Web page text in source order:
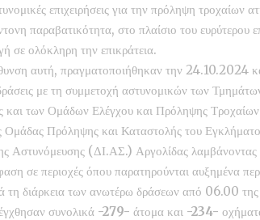
επιχειρήσεις για την πρόληψη τροχαίων
παραβατικότητα, στο πλαίσιο του ευρύτερου
σε ολόκληρη την επικράτεια.
αυτή, πραγματοποιήθηκαν την 24.10.2024
δράσεις με τη συμμετοχή αστυνομικών των
και των Ομάδων Ελέγχου και Πρόληψης
Ομάδας Πρόληψης και Καταστολής του
Αστυνόμευσης (ΔΙ.ΑΣ.) Αργολίδας λαμβάνοντας
σε περιοχές όπου παρατηρούνται αυξημένα
τη διάρκεια των ανωτέρω δράσεων από 06.00
συνολικά -279- άτομα και -234-